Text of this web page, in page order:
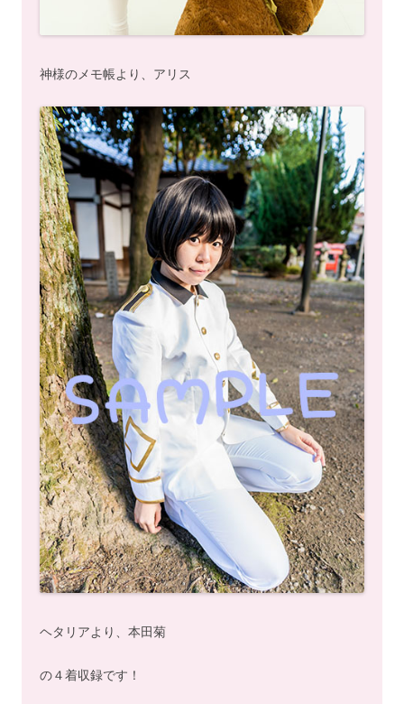
神様のメモ帳より、アリス
ヘタリアより、本田菊
の４着収録です！